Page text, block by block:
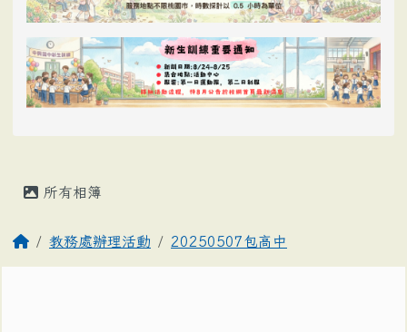
所有相簿
教務處辦理活動 20250507包高中